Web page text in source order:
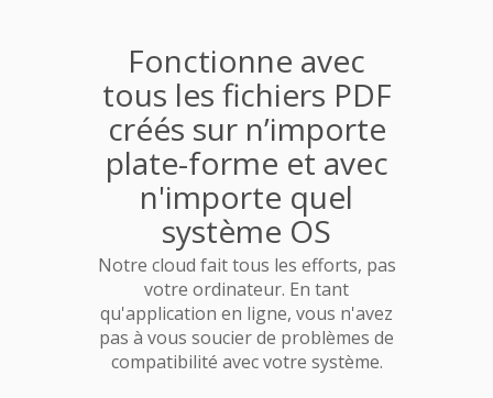
Fonctionne avec
tous les fichiers PDF
créés sur n’importe
plate-forme et avec
n'importe quel
système OS
Notre cloud fait tous les efforts, pas
votre ordinateur. En tant
qu'application en ligne, vous n'avez
pas à vous soucier de problèmes de
compatibilité avec votre système.